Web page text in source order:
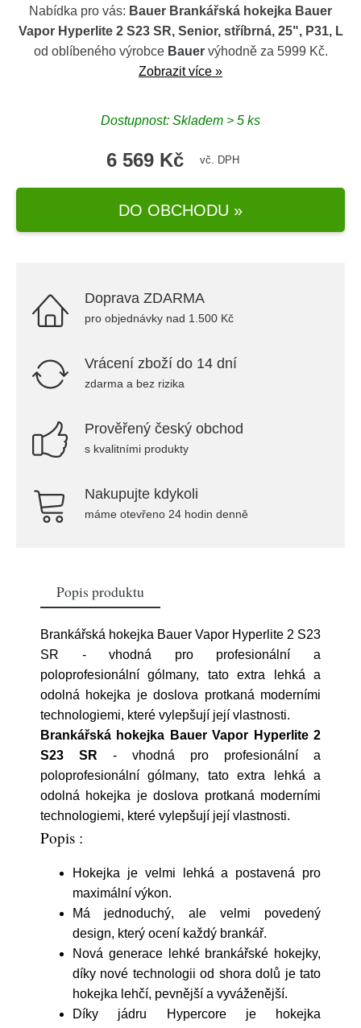
Nabídka pro vás: Bauer Brankářská hokejka Bauer
Vapor Hyperlite 2 S23 SR, Senior, stříbrná, 25", P31, L
od oblíbeného výrobce Bauervýhodně za 5999 Kč.
Zobrazit více »
Dostupnost: Skladem > 5 ks
6 569 Kč vč. DPH
DO OBCHODU »
Doprava ZDARMA
pro objednávky nad 1.500 Kč
Vrácení zboží do 14 dní
zdarma a bez rizika
Prověřený český obchod
s kvalitními produkty
Nakupujte kdykoli
máme otevřeno 24 hodin denně
Popis produktu
Brankářská hokejka Bauer Vapor Hyperlite 2 S23
SR - vhodná pro profesionální a
poloprofesionální gólmany, tato extra lehká a
odolná hokejka je doslova protkaná moderními
technologiemi, které vylepšují její vlastnosti.
Brankářská hokejka Bauer Vapor Hyperlite 2
S23 SR - vhodná pro profesionální a
poloprofesionální gólmany, tato extra lehká a
odolná hokejka je doslova protkaná moderními
technologiemi, které vylepšují její vlastnosti.
Popis :
Hokejka je velmi lehká a postavená pro
maximální výkon.
Má jednoduchý, ale velmi povedený
design, který ocení každý brankář.
Nová generace lehké brankářské hokejky,
díky nové technologii od shora dolů je tato
hokejka lehčí, pevnější a vyváženější.
Díky jádru Hypercore je hokejka